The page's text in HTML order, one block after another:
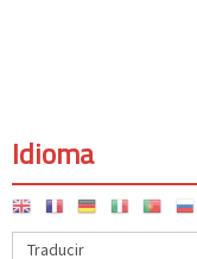
Idioma